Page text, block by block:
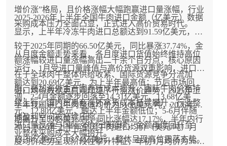
增价涨”格局，且价格涨幅大幅跑赢进口量涨幅，行业
采购成本压力全面凸显，正式进入高价贸易时代。
2025-2026年上半年全国牛肉进口金额（亿美元）数据
显示，上半年冷冻牛肉进口总额达到91.59亿美元，相
较于2025年同期的66.50亿美元，同比暴涨37.74%，金
额涨幅较进口量涨幅高出二十余个百分点，核心原因
在于全球肉牛整体供给收紧、国际货源竞争分流加
剧，叠加海外主产国养殖成本抬升，国际牛肉价格持
续上行，国内贸易商海外拿货成本持续攀升，行业整
体盈利空间被持续压缩。
从月度金额走势来看，各月度进口货值始终维持高位
运行，1月受进口量峰值与高价货源双重影响，进口金
额达到20.69亿美元，为上半年最高值；节后市场回
调，2-4月金额逐步回落至14.31亿美元、13.68亿美
元、12.80亿美元，触达上半年金额低位；5-6月伴随
进口量反弹与国际涨价行情延续，金额再度回升至
13.38亿美元、16.74亿美元，整体呈现高位震荡态势。
进口均价数据更直观印证了行业涨价趋势，2025年上
半年我国进口牛肉整体均价为5108美元/吨，2026年同
期飙升至5985美元/吨，同比涨幅达17.17%，半年内行
业整体采购成本大幅抬升。
2025-2026年上半年全国牛肉进口均价（美元/吨）月
度均价走势呈现阶段性攀升特征，年初1月均价为5647